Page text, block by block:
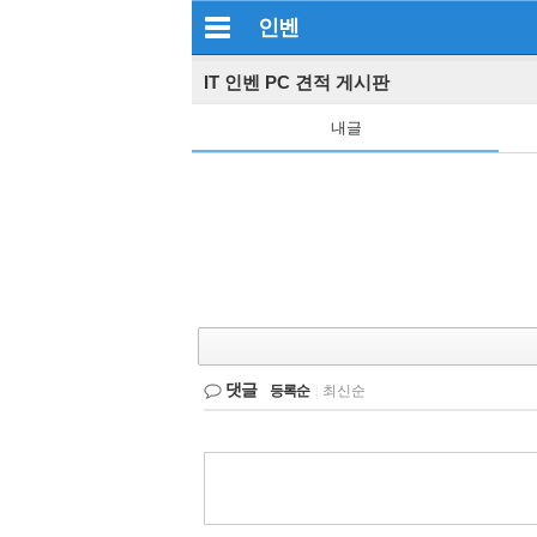
인벤
IT 인벤 PC 견적 게시판
내글
댓글 등록순 최신순